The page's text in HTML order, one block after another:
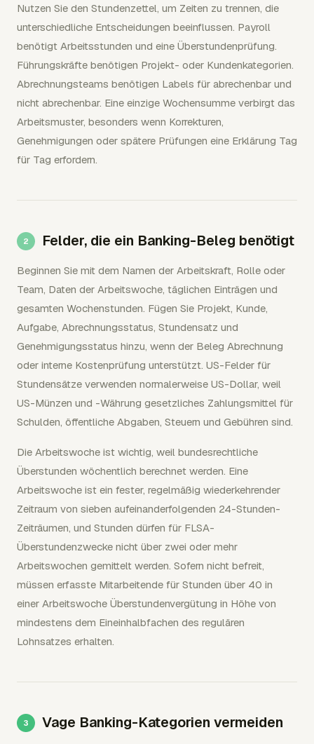
Nutzen Sie den Stundenzettel, um Zeiten zu trennen, die
unterschiedliche Entscheidungen beeinflussen. Payroll
benötigt Arbeitsstunden und eine Überstundenprüfung.
Führungskräfte benötigen Projekt- oder Kundenkategorien.
Abrechnungsteams benötigen Labels für abrechenbar und
nicht abrechenbar. Eine einzige Wochensumme verbirgt das
Arbeitsmuster, besonders wenn Korrekturen,
Genehmigungen oder spätere Prüfungen eine Erklärung Tag
für Tag erfordern.
Felder, die ein Banking-Beleg benötigt
Beginnen Sie mit dem Namen der Arbeitskraft, Rolle oder
Team, Daten der Arbeitswoche, täglichen Einträgen und
gesamten Wochenstunden. Fügen Sie Projekt, Kunde,
Aufgabe, Abrechnungsstatus, Stundensatz und
Genehmigungsstatus hinzu, wenn der Beleg Abrechnung
oder interne Kostenprüfung unterstützt. US-Felder für
Stundensätze verwenden normalerweise US-Dollar, weil
US-Münzen und -Währung gesetzliches Zahlungsmittel für
Schulden, öffentliche Abgaben, Steuern und Gebühren sind.
Die Arbeitswoche ist wichtig, weil bundesrechtliche
Überstunden wöchentlich berechnet werden. Eine
Arbeitswoche ist ein fester, regelmäßig wiederkehrender
Zeitraum von sieben aufeinanderfolgenden 24-Stunden-
Zeiträumen, und Stunden dürfen für FLSA-
Überstundenzwecke nicht über zwei oder mehr
Arbeitswochen gemittelt werden. Sofern nicht befreit,
müssen erfasste Mitarbeitende für Stunden über 40 in
einer Arbeitswoche Überstundenvergütung in Höhe von
mindestens dem Eineinhalbfachen des regulären
Lohnsatzes erhalten.
Vage Banking-Kategorien vermeiden